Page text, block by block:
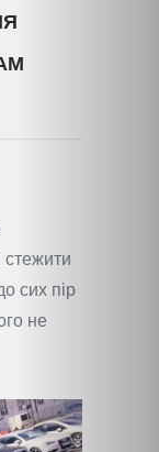
стежити
сих пір
не